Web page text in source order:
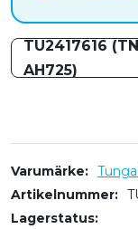
TU2417616
AH725)
Varumärke
Artikelnummer
Lagerstatus